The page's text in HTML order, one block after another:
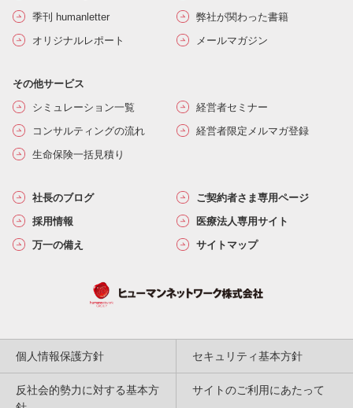
季刊 humanletter
弊社が関わった書籍
オリジナルレポート
メールマガジン
その他サービス
シミュレーション一覧
経営者セミナー
コンサルティングの流れ
経営者限定メルマガ登録
生命保険一括見積り
社長のブログ
ご契約者さま専用ページ
採用情報
医療法人専用サイト
万一の備え
サイトマップ
個人情報保護方針 セキュリティ基本方針
反社会的勢力に対する基本方
サイトのご利用にあたって